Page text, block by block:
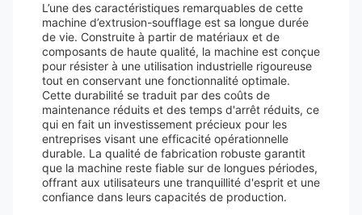
L’une des caractéristiques remarquables de cette
machine d’extrusion-soufflage est sa longue durée
de vie. Construite à partir de matériaux et de
composants de haute qualité, la machine est conçue
pour résister à une utilisation industrielle rigoureuse
tout en conservant une fonctionnalité optimale.
Cette durabilité se traduit par des coûts de
maintenance réduits et des temps d'arrêt réduits, ce
qui en fait un investissement précieux pour les
entreprises visant une efficacité opérationnelle
durable. La qualité de fabrication robuste garantit
que la machine reste fiable sur de longues périodes,
offrant aux utilisateurs une tranquillité d'esprit et une
confiance dans leurs capacités de production.